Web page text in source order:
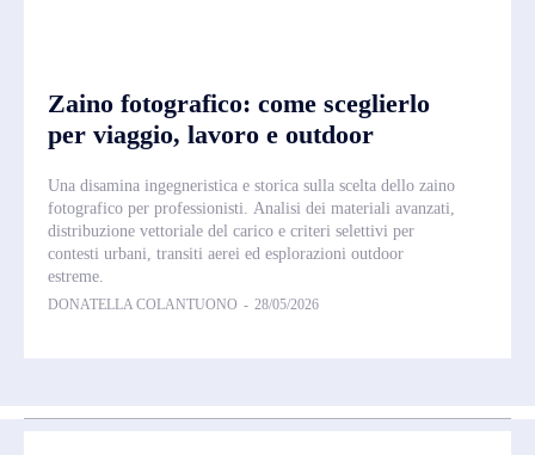
Zaino fotografico: come sceglierlo
per viaggio, lavoro e outdoor
Una disamina ingegneristica e storica sulla scelta dello zaino
fotografico per professionisti. Analisi dei materiali avanzati,
distribuzione vettoriale del carico e criteri selettivi per
contesti urbani, transiti aerei ed esplorazioni outdoor
estreme.
DONATELLA COLANTUONO - 28/05/2026